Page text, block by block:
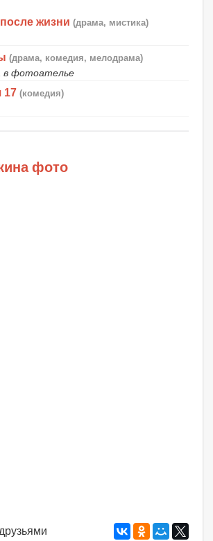
жизни (драма, мистика)
(драма, комедия, мелодрама)
в фотоателье
17 (комедия)
фото